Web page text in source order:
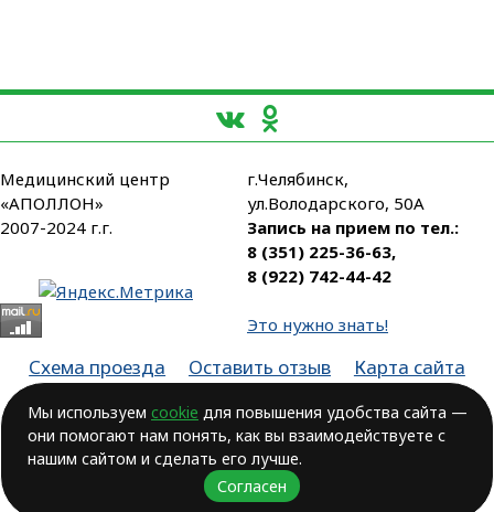
Медицинский центр
«АПОЛЛОН»
2007-2024 г.г.
г.Челябинск,
ул.Володарского, 50А
Запись на прием по тел.:
8 (351) 225-36-63,
8 (922) 742-44-42
Это нужно знать!
Схема проезда Оставить отзыв
Карта сайта
Лицензия № ЛО-74-01-003806, от 14.10.2016, выдана Министерством
здравоохранения Челябинской области
ВОЗМОЖНЫ ПРОТИВОПОКАЗАНИЯ.
Мы используем cookie для повышения удобства сайта —
они помогают нам понять, как вы взаимодействуете с
нашим сайтом и сделать его лучше.
Согласен